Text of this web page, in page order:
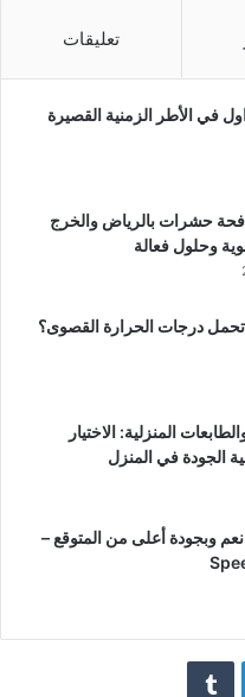
تعليقات
في الأطر الزمنية القصيرة
حشرات بالرياض والخرج
درجات الحرارة القصوى؟
المنزلية: الاختيار
الجودة في المنزل
وبجودة أعلى من المتوقع –
‏Tumblr